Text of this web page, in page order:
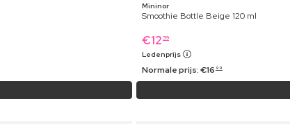
Mininor
Smoothie Bottle Beige 120 ml
€12 59
Ledenprijs
Normale prijs:€16 99